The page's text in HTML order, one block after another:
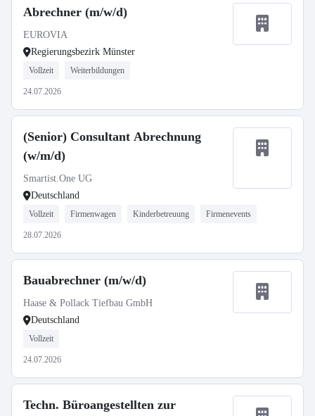
Abrechner (m/w/d)
EUROVIA
Regierungsbezirk Münster
Vollzeit Weiterbildungen
24.07.2026
(Senior) Consultant Abrechnung
(w/m/d)
Smartist.One UG
Deutschland
Vollzeit Firmenwagen Kinderbetreuung Firmenevents
28.07.2026
Bauabrechner (m/w/d)
Haase & Pollack Tiefbau GmbH
Deutschland
Vollzeit
24.07.2026
Techn. Büroangestellten zur